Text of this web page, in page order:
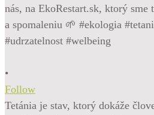
•
Follow
Tetánia je stav, ktorý dokáže